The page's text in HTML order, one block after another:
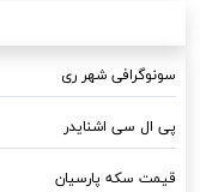
سونوگرافی شهر ری
پی ال سی اشنایدر
قیمت سکه پارسیان